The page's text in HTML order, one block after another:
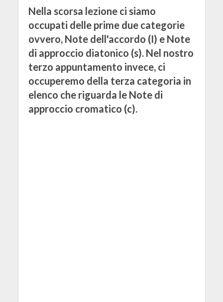
Nella scorsa lezione ci siamo
occupati delle prime due categorie
ovvero, Note dell'accordo (I) e Note
di approccio diatonico (s). Nel nostro
terzo appuntamento invece, ci
occuperemo della terza categoria in
elenco che riguarda le Note di
approccio cromatico (c).